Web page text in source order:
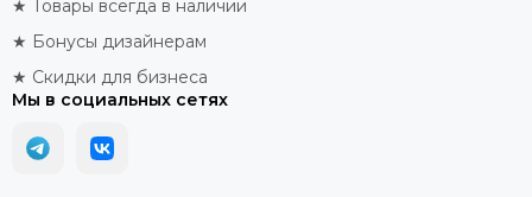
★ Товары всегда в наличии
★ Бонусы дизайнерам
★ Скидки для бизнеса
Мы в социальных сетях